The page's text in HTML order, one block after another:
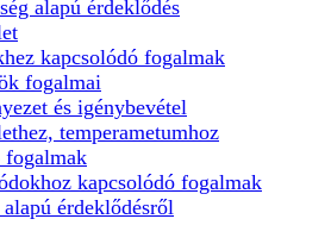
alapú érdeklődés
kapcsolódó fogalmak
fogalmai
és igénybevétel
temperametumhoz
fogalmak
kapcsolódó fogalmak
érdeklődésről